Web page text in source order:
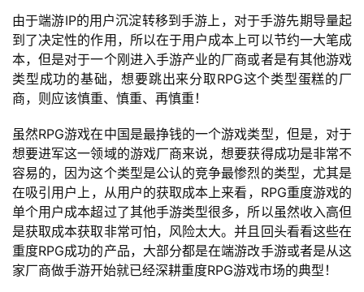
原
创
游
戏
界
手
机
游
戏
单
由于端游IP的用户沉淀转移到手游上，对于手游先期导量起
到了决定性的作用，所以在于用户成本上可以节约一大笔成
本，但是对于一个刚进入手游产业的厂商或者是有其他游戏
类型成功的基础，想要跳出来分取RPG这个类型蛋糕的厂
商，则应该慎重、慎重、再慎重！
虽然RPG游戏在中国是最挣钱的一个游戏类型，但是，对于
想要进军这一领域的游戏厂商来说，想要获得成功是非常不
容易的，因为这个类型是公认的竞争最惨烈的类型，尤其是
在吸引用户上，从用户的获取成本上来看，RPG重度游戏的
单个用户成本超过了其他手游类型很多，所以虽然收入高但
是获取成本获取非常可怕，风险太大。并且回头看看这些在
重度RPG成功的产品，大部分都是在端游改手游或者是从这
家厂商做手游开始就已经深耕重度RPG游戏市场的典型！